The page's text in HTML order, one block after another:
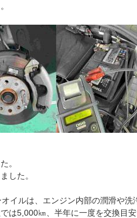
。
した。
イルは、エンジン内部の潤滑や洗
は5,000㎞、半年に一度を交換目